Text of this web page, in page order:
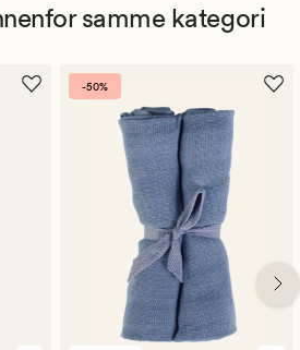
samme kategori
-50%